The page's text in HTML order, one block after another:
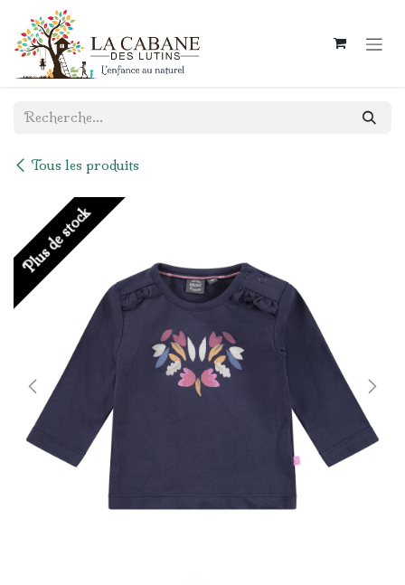
Se rendre au contenu
Tous les produits
Plus de stock